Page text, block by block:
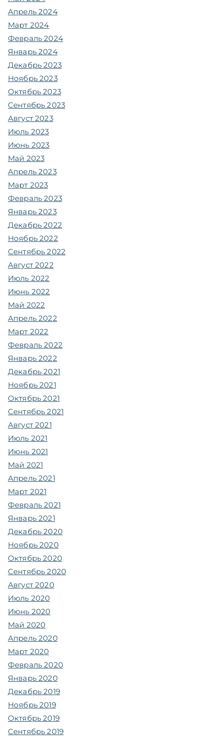
Апрель 2024
Март 2024
Февраль 2024
Январь 2024
Декабрь 2023
Ноябрь 2023
Октябрь 2023
Сентябрь 2023
Август 2023
Июль 2023
Июнь 2023
Май 2023
Апрель 2023
Март 2023
Февраль 2023
Январь 2023
Декабрь 2022
Ноябрь 2022
Сентябрь 2022
Август 2022
Июль 2022
Июнь 2022
Май 2022
Апрель 2022
Март 2022
Февраль 2022
Январь 2022
Декабрь 2021
Ноябрь 2021
Октябрь 2021
Сентябрь 2021
Август 2021
Июль 2021
Июнь 2021
Май 2021
Апрель 2021
Март 2021
Февраль 2021
Январь 2021
Декабрь 2020
Ноябрь 2020
Октябрь 2020
Сентябрь 2020
Август 2020
Июль 2020
Июнь 2020
Май 2020
Апрель 2020
Март 2020
Февраль 2020
Январь 2020
Декабрь 2019
Ноябрь 2019
Октябрь 2019
Сентябрь 2019